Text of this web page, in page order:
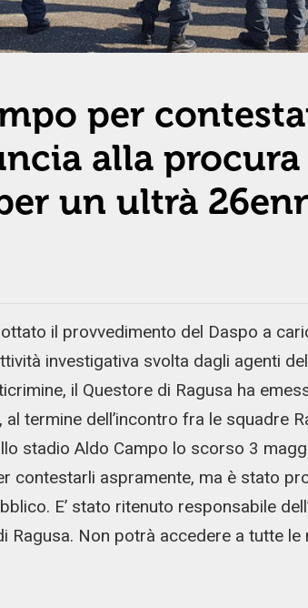
per
alla procura
un ultrà
il provvedimento del Daspo a
investigativa svolta dagli agenti
il Questore di Ragusa ha
termine dell’incontro fra le squadre
stadio Aldo Campo lo scorso 3
contestarli aspramente, ma è stato
E’ stato ritenuto responsabile
Ragusa. Non potrà accedere a tutte le